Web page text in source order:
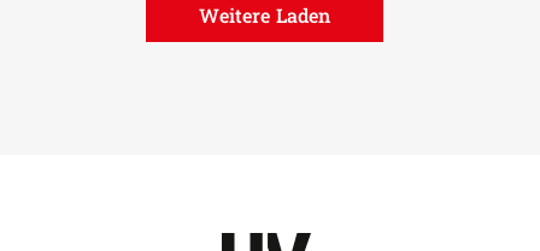
Weitere Laden